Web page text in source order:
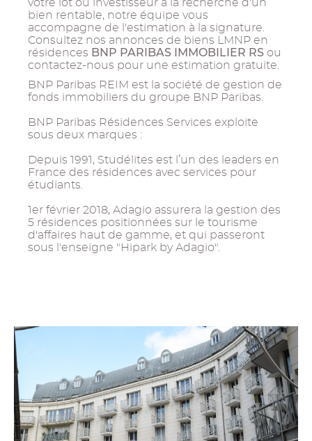
votre lot ou investisseur à la recherche d'un
bien rentable, notre équipe vous
accompagne de l'estimation à la signature.
Consultez nos annonces de biens LMNP en
résidences BNP PARIBAS IMMOBILIER RS ou
contactez-nous pour une estimation gratuite.
BNP Paribas REIM est la société de gestion de
fonds immobiliers du groupe BNP Paribas.
BNP Paribas Résidences Services exploite
sous deux marques :
Depuis 1991, Studélites est l’un des leaders en
France des résidences avec services pour
étudiants.
1er février 2018, Adagio assurera la gestion des
5 résidences positionnées sur le tourisme
d'affaires haut de gamme, et qui passeront
sous l'enseigne "Hipark by Adagio".